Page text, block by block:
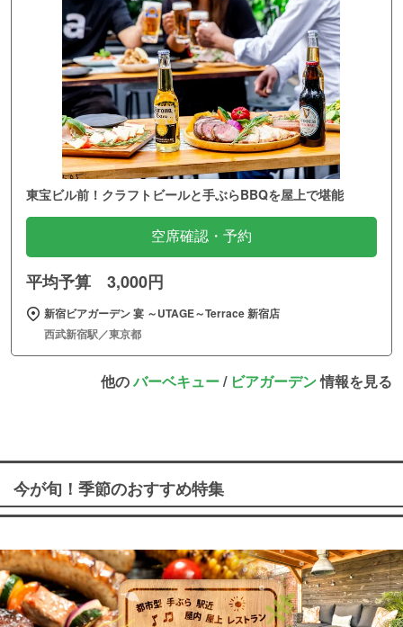
東宝ビル前！クラフトビールと手ぶらBBQを屋上で堪能
空席確認・予約
平均予算 3,000円
新宿ビアガーデン 宴 ～UTAGE～Terrace 新宿店
西武新宿駅／東京都
他のバーベキュー/ ビアガーデン情報を見る
今が旬！季節のおすすめ特集